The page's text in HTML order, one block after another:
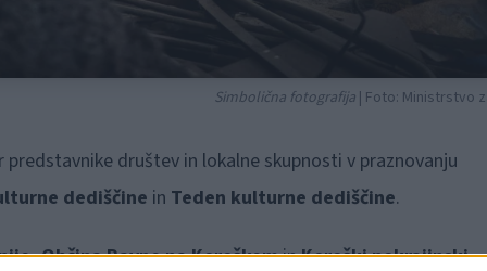
Simbolična fotografija | Foto: Ministrstvo
društev in lokalne skupnosti v praznovanju
dediščine in Teden kulturne dediščine.
Občina Ravne na KoroškeminKoroški pokrajinski